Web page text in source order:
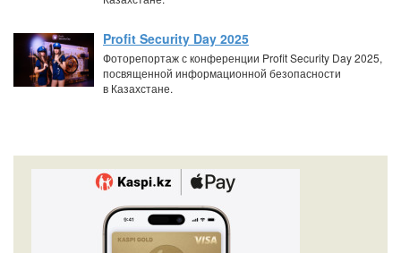
Profit Security Day 2025
Фоторепортаж с конференции Profit Security Day 2025,
посвященной информационной безопасности
в Казахстане.